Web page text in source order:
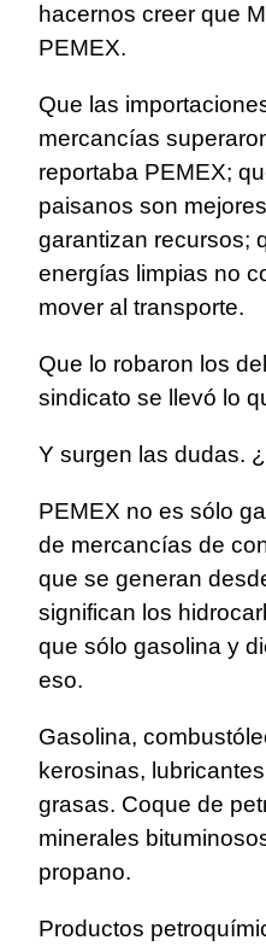
hacernos creer que
PEMEX.
Que las
mercancías
reportaba PEMEX;
paisanos son
garantizan recursos;
energías limpias no
mover al transporte.
Que lo robaron los
sindicato se llevó lo
Y surgen las dudas.
PEMEX no es sólo
de mercancías de
que se generan
significan los
que sólo gasolina y
eso.
Gasolina,
kerosinas,
grasas. Coque de
minerales
propano.
Productos